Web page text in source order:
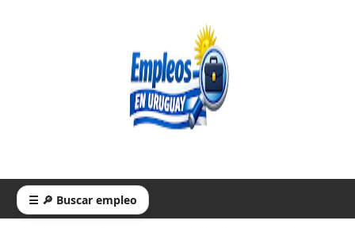
☰ 🔎 Buscar empleo